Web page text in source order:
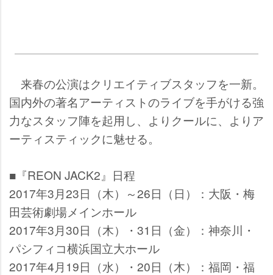
来春の公演はクリエイティブスタッフを一新。
国内外の著名アーティストのライブを手がける強
力なスタッフ陣を起用し、よりクールに、よりア
ーティスティックに魅せる。
■『REON JACK2』日程
2017年3月23日（木）～26日（日）：大阪・梅
田芸術劇場メインホール
2017年3月30日（木）・31日（金）：神奈川・
パシフィコ横浜国立大ホール
2017年4月19日（水）・20日（木）：福岡・福